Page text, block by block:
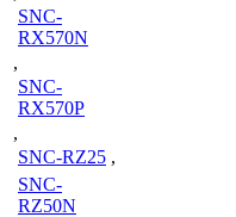
SNC-
RX570N
,
SNC-
RX570P
,
SNC-RZ25 ,
SNC-
RZ50N